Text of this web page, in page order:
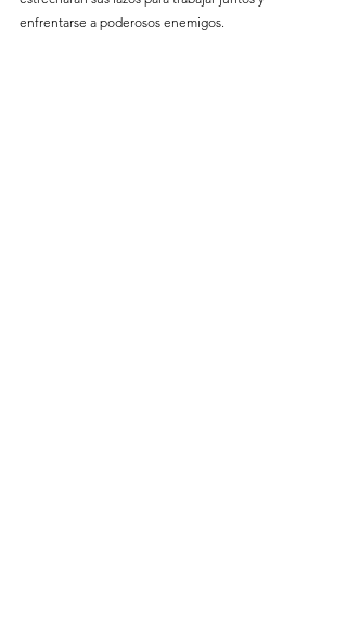
enfrentarse a poderosos enemigos.